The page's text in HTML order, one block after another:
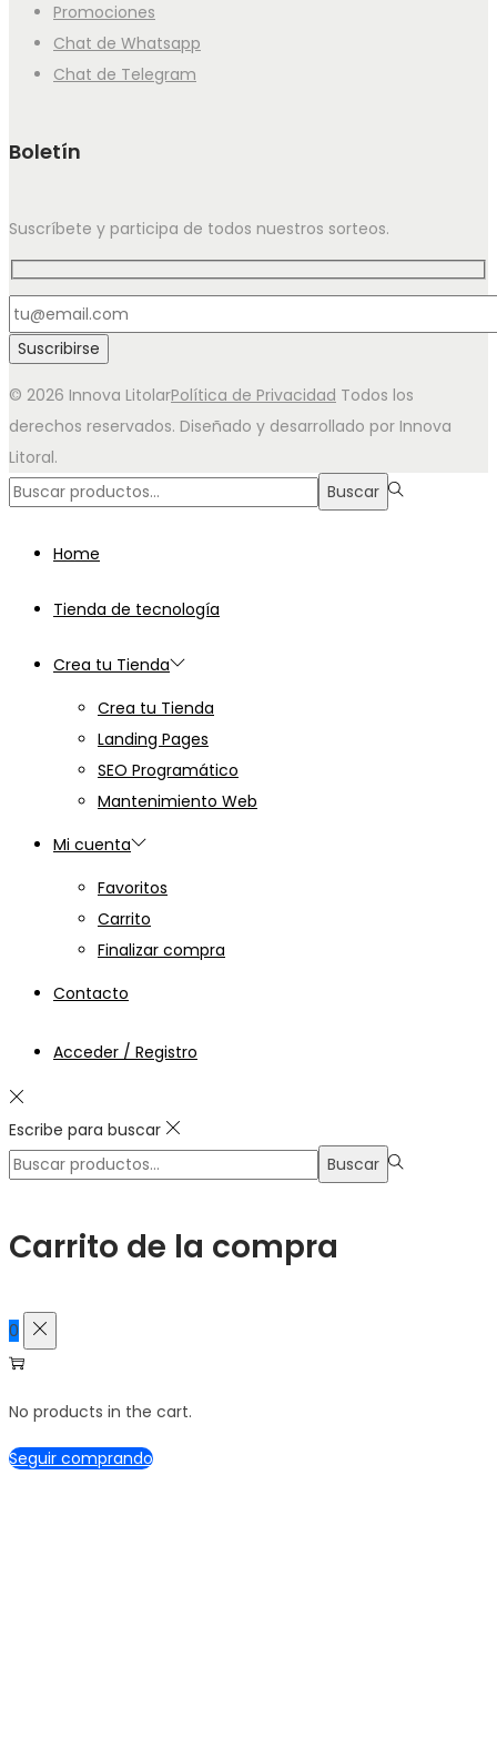
Promociones
Chat de Whatsapp
Chat de Telegram
Boletín
Suscríbete y participa de todos nuestros sorteos.
© 2026 Innova LitolarPolítica de Privacidad Todos los
derechos reservados. Diseñado y desarrollado por Innova
Litoral.
Búsqueda
Buscar
Home
Tienda de tecnología
Crea tu Tienda
Crea tu Tienda
Landing Pages
SEO Programático
Mantenimiento Web
Mi cuenta
Favoritos
Carrito
Finalizar compra
Contacto
Acceder / Registro
Escribe para buscar
Búsqueda
Buscar
Carrito de la compra
0
No products in the cart.
Seguir comprando